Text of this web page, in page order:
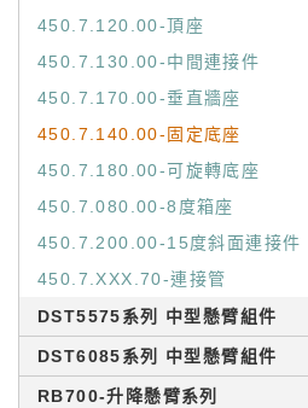
450.7.120.00-頂座
450.7.130.00-中間連接件
450.7.170.00-垂直牆座
450.7.140.00-固定底座
450.7.180.00-可旋轉底座
450.7.080.00-8度箱座
450.7.200.00-15度斜面連接件
450.7.XXX.70-連接管
DST5575系列 中型懸臂組件
DST6085系列 中型懸臂組件
RB700-升降懸臂系列